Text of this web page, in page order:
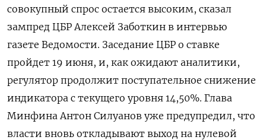
совокупный спрос остается высоким, сказал
зампред ЦБР Алексей Заботкин в интервью
газете Ведомости. Заседание ЦБР о ставке
пройдет 19 июня, и, как ожидают аналитики,
регулятор продолжит поступательное ‌снижение
индикатора с текущего уровня 14,50%. Глава
Минфина Антон Силуанов уже предупредил, что
власти вновь откладывают выход на нулевой